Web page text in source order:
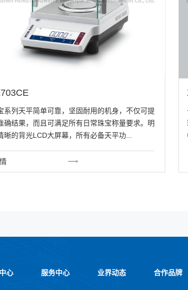
系列天平简单可靠，坚固耐用的机身，不仅可提
确结果，而且可满足所有日常珠宝称量要求。明
晰的背光LCD大屏幕，所有必备天平功...
心 服务中心 业界动态 合作品牌